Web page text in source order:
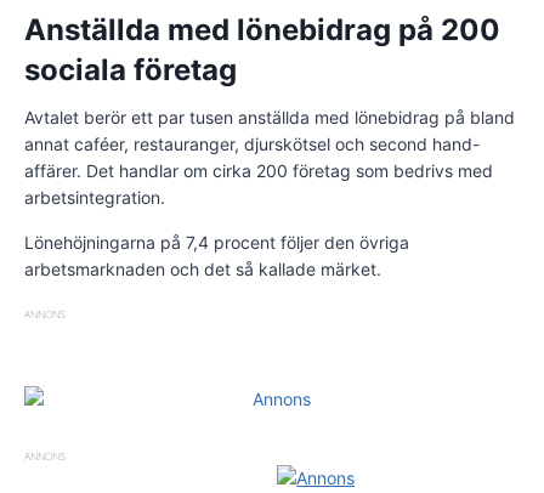
Anställda med lönebidrag på 200
sociala företag
Avtalet berör ett par tusen anställda med lönebidrag på bland
annat caféer, restauranger, djurskötsel och second hand-
affärer. Det handlar om cirka 200 företag som bedrivs med
arbetsintegration.
Lönehöjningarna på 7,4 procent följer den övriga
arbetsmarknaden och det så kallade märket.
ANNONS
ANNONS